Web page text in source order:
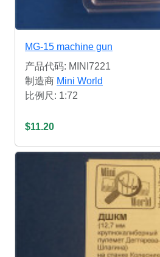
MG-15 machine gun
产品代码: MINI7221
制造商 Mini World
比例尺: 1:72
$11.20